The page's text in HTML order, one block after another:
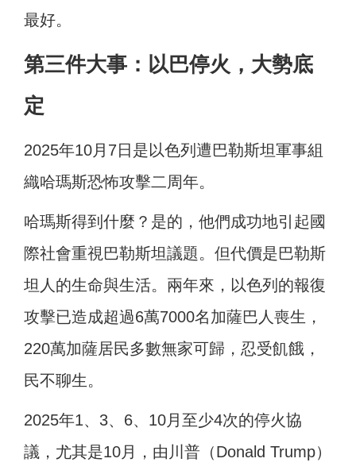
最好。
第三件大事：以巴停火，大勢底
定
2025年10月7日是以色列遭巴勒斯坦軍事組
織哈瑪斯恐怖攻擊二周年。
哈瑪斯得到什麼？是的，他們成功地引起國
際社會重視巴勒斯坦議題。但代價是巴勒斯
坦人的生命與生活。兩年來，以色列的報復
攻擊已造成超過6萬7000名加薩巴人喪生，
220萬加薩居民多數無家可歸，忍受飢餓，
民不聊生。
2025年1、3、6、10月至少4次的停火協
議，尤其是10月，由川普（Donald Trump）